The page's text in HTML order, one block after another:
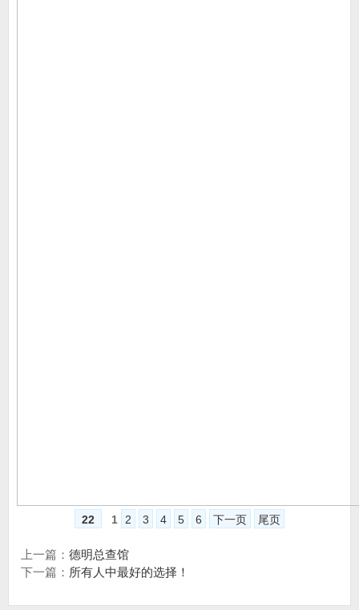
22 1 2 3 4 5 6 下一页 尾页
上一篇： 德明总查馆
下一篇： 所有人中最好的选择！